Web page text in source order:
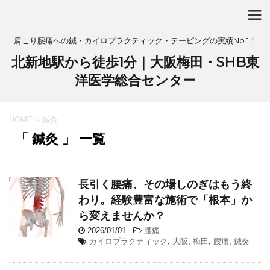
肩こり腰痛への鍼・カイロプラクティック・テーピングの実績No.1！
北新地駅から徒歩1分｜大阪梅田・SHB東
洋医学総合センター
HOME > 鍼灸
「 鍼灸 」 一覧
長引く腰痛、その場しのぎはもう終
わり。経験豊富な施術で「根本」か
ら変えませんか？
2026/01/01 -腰痛
カイロプラクティック , 大阪 , 梅田 , 腰痛, 鍼灸